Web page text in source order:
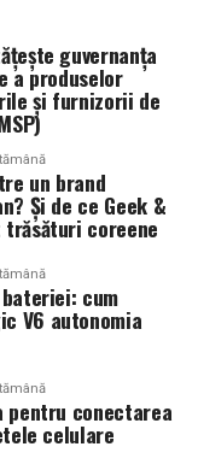
și de
Azaleea
în Cinema
, spectatorii sunt
Decu și de
Gherman,
în prezența
Sergiu
guvernanța
a produselor
și furnizorii de
un brand
Și de ce Geek &
trăsături coreene
cum
V6 autonomia
pentru conectarea
celulare